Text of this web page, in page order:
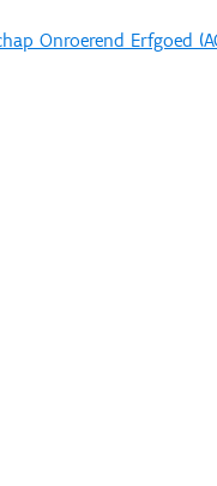
Onroerend Erfgoed